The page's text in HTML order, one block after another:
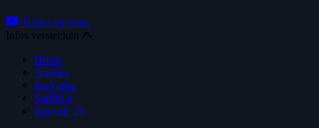
Trailer ansehen
Infos verstecken
Home
Animes
InuYasha
Staffel 4
Episode 29